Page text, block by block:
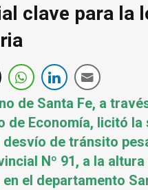
clave para la
de Santa Fe, a
de Economía, licitó la
desvío de tránsito
Nº 91, a la
el departamento